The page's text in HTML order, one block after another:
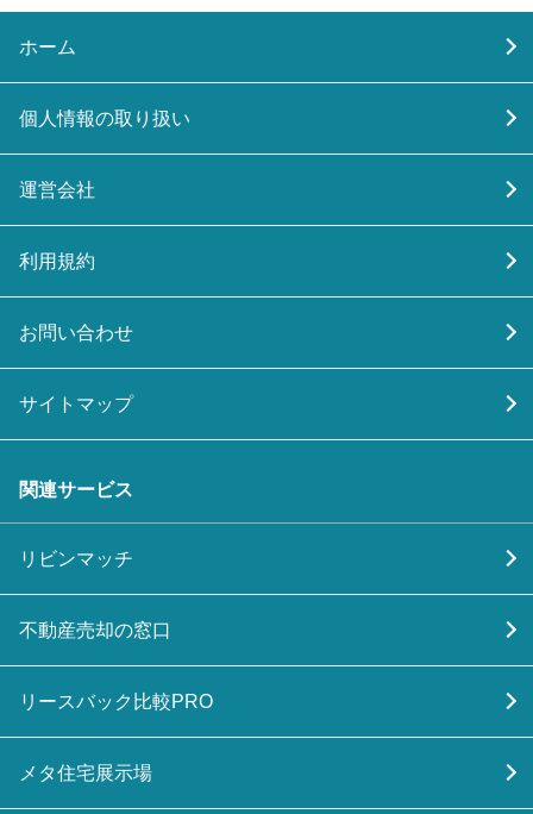
ホーム
個人情報の取り扱い
運営会社
利用規約
お問い合わせ
サイトマップ
関連サービス
リビンマッチ
不動産売却の窓口
リースバック比較PRO
メタ住宅展示場